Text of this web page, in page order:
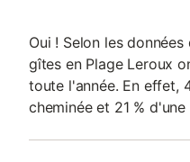
Oui ! Selon les
gîtes en Plage Leroux
toute l'année. En effet,
cheminée et 21 % d'une